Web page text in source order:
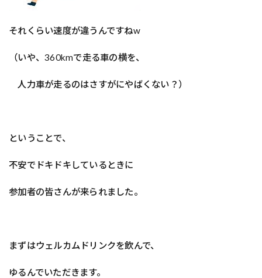
それくらい速度が違うんですねw
（いや、360kmで走る車の横を、
人力車が走るのはさすがにやばくない？）
ということで、
不安でドキドキしているときに
参加者の皆さんが来られました。
まずはウェルカムドリンクを飲んで、
ゆるんでいただきます。